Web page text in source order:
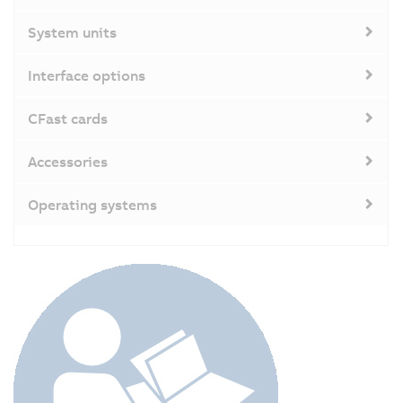
System units
Interface options
CFast cards
Accessories
Operating systems